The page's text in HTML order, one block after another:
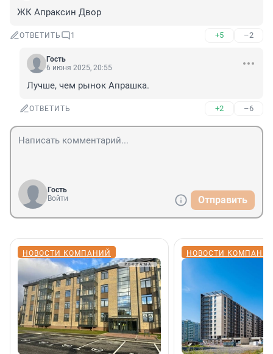
ЖК Апраксин Двор
ОТВЕТИТЬ 1 +5 –2
Гость
6 июня 2025, 20:55
Лучше, чем рынок Апрашка.
ОТВЕТИТЬ +2 –6
Гость
Войти
Отправить
НОВОСТИ КОМПАНИЙ НОВОСТИ